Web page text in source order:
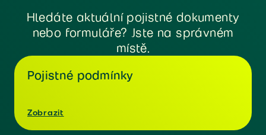
Hledáte aktuální pojistné dokumenty
nebo formuláře? Jste na správném
místě.
Pojistné podmínky
Zobrazit